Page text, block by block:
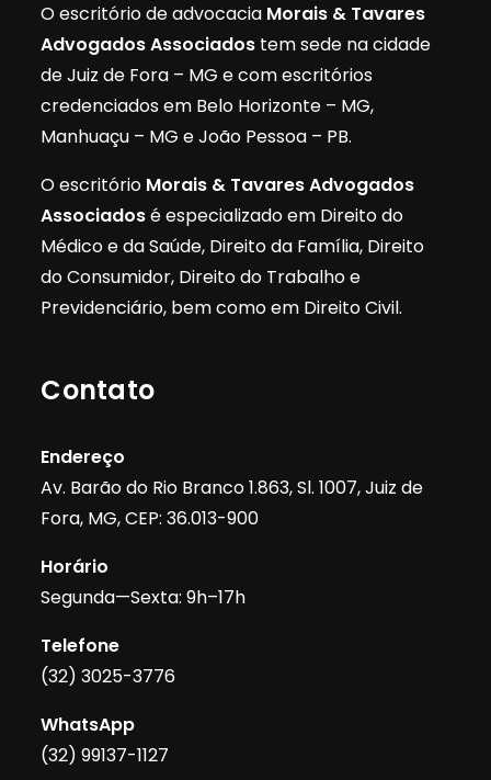
O escritório de advocacia Morais & Tavares
Advogados Associados tem sede na cidade
de Juiz de Fora – MG e com escritórios
credenciados em Belo Horizonte – MG,
Manhuaçu – MG e João Pessoa – PB.
O escritório Morais & Tavares Advogados
Associadosé especializado em Direito do
Médico e da Saúde, Direito da Família, Direito
do Consumidor, Direito do Trabalho e
Previdenciário, bem como em Direito Civil.
Contato
Endereço
Av. Barão do Rio Branco 1.863, Sl. 1007, Juiz de
Fora, MG, CEP: 36.013-900
Horário
Segunda—Sexta: 9h–17h
Telefone
(32) 3025-3776
WhatsApp
(32) 99137-1127